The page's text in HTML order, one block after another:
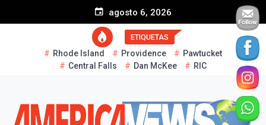
agosto 6, 2026
ETIQUETAS
Rhode Island Providence
Pawtucket
Central Falls
Dan McKee RIC